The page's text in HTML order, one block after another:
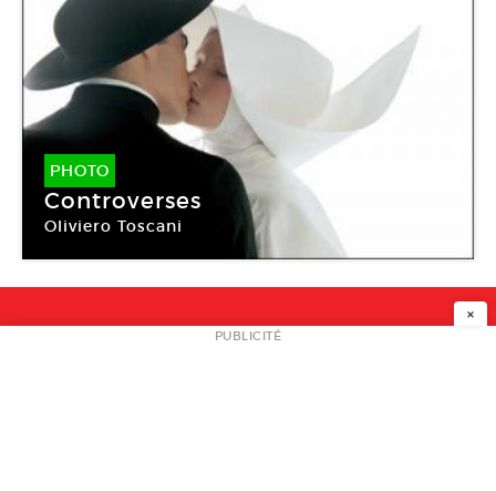
PHOTO
Controverses
Oliviero Toscani
NEWSLETTER
×
PUBLICITÉ